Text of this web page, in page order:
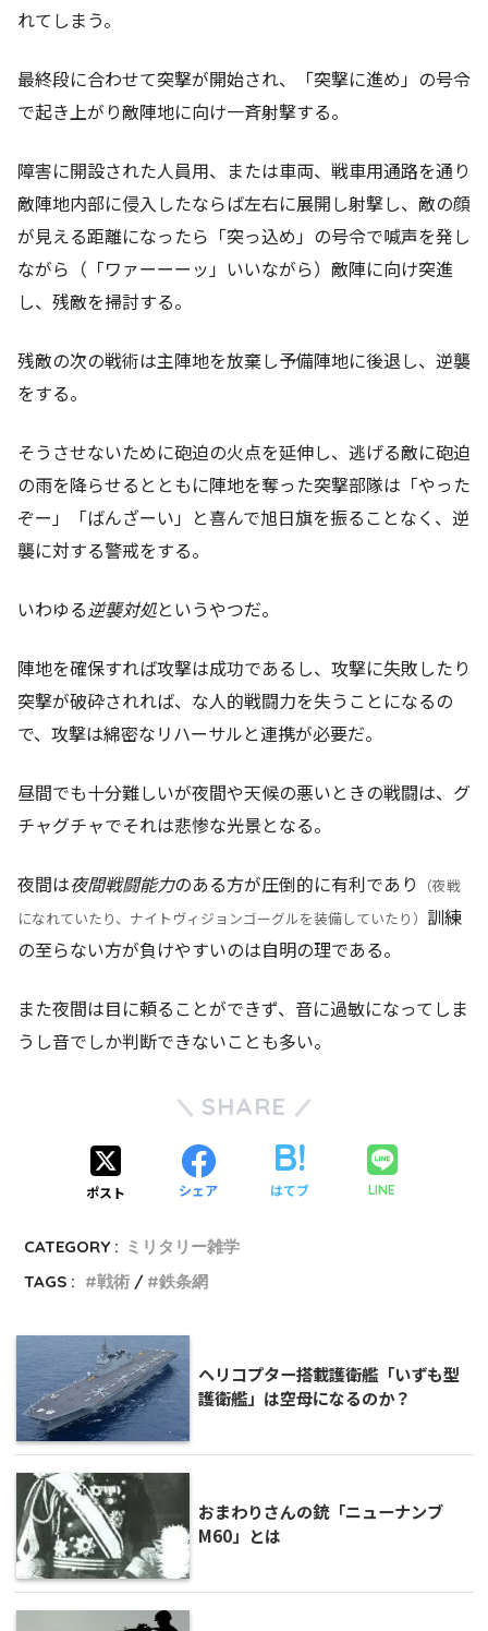
れてしまう。
最終段に合わせて突撃が開始され、「突撃に進め」の号令
で起き上がり敵陣地に向け一斉射撃する。
障害に開設された人員用、または車両、戦車用通路を通り
敵陣地内部に侵入したならば左右に展開し射撃し、敵の顔
が見える距離になったら「突っ込め」の号令で喊声を発し
ながら（「ワァーーーッ」いいながら）敵陣に向け突進
し、残敵を掃討する。
残敵の次の戦術は主陣地を放棄し予備陣地に後退し、逆襲
をする。
そうさせないために砲迫の火点を延伸し、逃げる敵に砲迫
の雨を降らせるとともに陣地を奪った突撃部隊は「やった
ぞー」「ばんざーい」と喜んで旭日旗を振ることなく、逆
襲に対する警戒をする。
いわゆる逆襲対処というやつだ。
陣地を確保すれば攻撃は成功であるし、攻撃に失敗したり
突撃が破砕されれば、な人的戦闘力を失うことになるの
で、攻撃は綿密なリハーサルと連携が必要だ。
昼間でも十分難しいが夜間や天候の悪いときの戦闘は、グ
チャグチャでそれは悲惨な光景となる。
夜間は夜間戦闘能力のある方が圧倒的に有利であり
（夜戦
になれていたり、ナイトヴィジョンゴーグルを装備していたり） 訓練
の至らない方が負けやすいのは自明の理である。
また夜間は目に頼ることができず、音に過敏になってしま
うし音でしか判断できないことも多い。
SHARE
ポスト シェア はてブ LINE
CATEGORY : ミリタリー雑学
TAGS :
戦術 鉄条網
ヘリコプター搭載護衛艦「いずも型
護衛艦」は空母になるのか？
おまわりさんの銃「ニューナンブ
M60」とは